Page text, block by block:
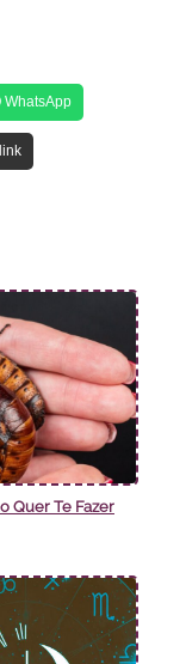
WhatsApp
Quer Te Fazer